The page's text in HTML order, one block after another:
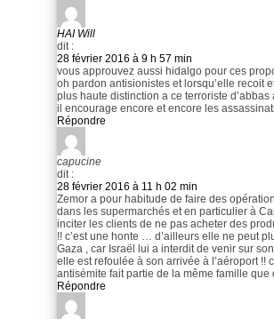
HAI Will
dit :
28 février 2016 à 9 h 57 min
vous approuvez aussi hidalgo pour ces
oh pardon antisionistes et lorsqu’elle recoit
plus haute distinction a ce terroriste d’abbas
il encourage encore et encore les
Répondre
capucine
dit :
28 février 2016 à 11 h 02 min
Zemor a pour habitude de faire des
dans les supermarchés et en particulier à
inciter les clients de ne pas acheter des
!! c’est une honte … d’ailleurs elle ne peut
Gaza , car Israël lui a interdit de venir sur
elle est refoulée à son arrivée à l’aéroport !!
antisémite fait partie de la même famille que
Répondre